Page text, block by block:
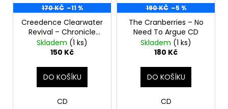
170 KČ –11 %
Creedence Clearwater
Revival – Chronicle
Volume Two (Twenty
Great CCR Classics)
Skladem (1 ks)
150 Kč
DO KOŠÍKU
CD
190 KČ –5 %
The Cranberries – No
Need To Argue CD
Skladem (1 ks)
180 Kč
DO KOŠÍKU
CD